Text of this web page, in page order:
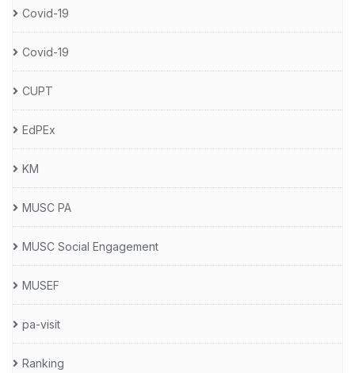
Covid-19
Covid-19
CUPT
EdPEx
KM
MUSC PA
MUSC Social Engagement
MUSEF
pa-visit
Ranking